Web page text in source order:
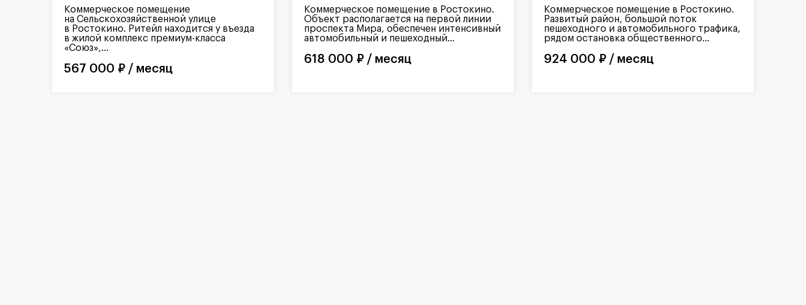
Коммерческое помещение
на Сельскохозяйственной улице
в Ростокино. Ритейл находится у въезда
в жилой комплекс премиум-класса
«Союз»,...
567 000 ₽ / месяц
Коммерческое помещение в Ростокино.
Объект располагается на первой линии
проспекта Мира, обеспечен интенсивный
автомобильный и пешеходный...
618 000 ₽ / месяц
Коммерческое помещение в Ростокино.
Развитый район, большой поток
пешеходного и автомобильного трафика,
рядом остановка общественного...
924 000 ₽ / месяц